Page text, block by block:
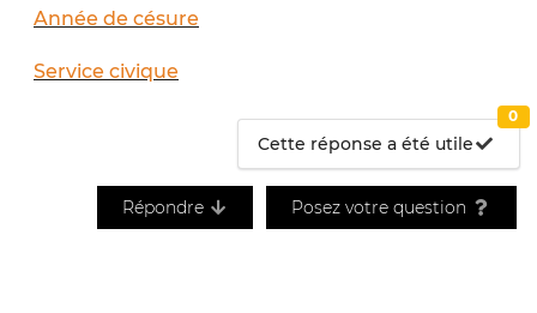
Année de césure
Service civique
Cette réponse a été utile
0
Répondre Posez votre question